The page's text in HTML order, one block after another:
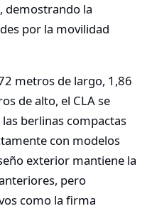
demostrando la
por la movilidad
metros de largo, 1,86
de alto, el CLA se
berlinas compactas
con modelos
exterior mantiene la
pero
como la firma